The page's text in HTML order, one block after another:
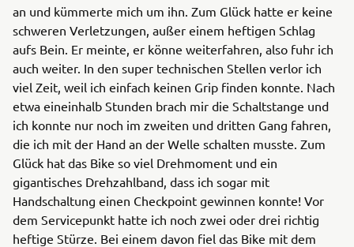
an und kümmerte mich um ihn. Zum Glück hatte er keine
schweren Verletzungen, außer einem heftigen Schlag
aufs Bein. Er meinte, er könne weiterfahren, also fuhr ich
auch weiter. In den super technischen Stellen verlor ich
viel Zeit, weil ich einfach keinen Grip finden konnte. Nach
etwa eineinhalb Stunden brach mir die Schaltstange und
ich konnte nur noch im zweiten und dritten Gang fahren,
die ich mit der Hand an der Welle schalten musste. Zum
Glück hat das Bike so viel Drehmoment und ein
gigantisches Drehzahlband, dass ich sogar mit
Handschaltung einen Checkpoint gewinnen konnte! Vor
dem Servicepunkt hatte ich noch zwei oder drei richtig
heftige Stürze. Bei einem davon fiel das Bike mit dem